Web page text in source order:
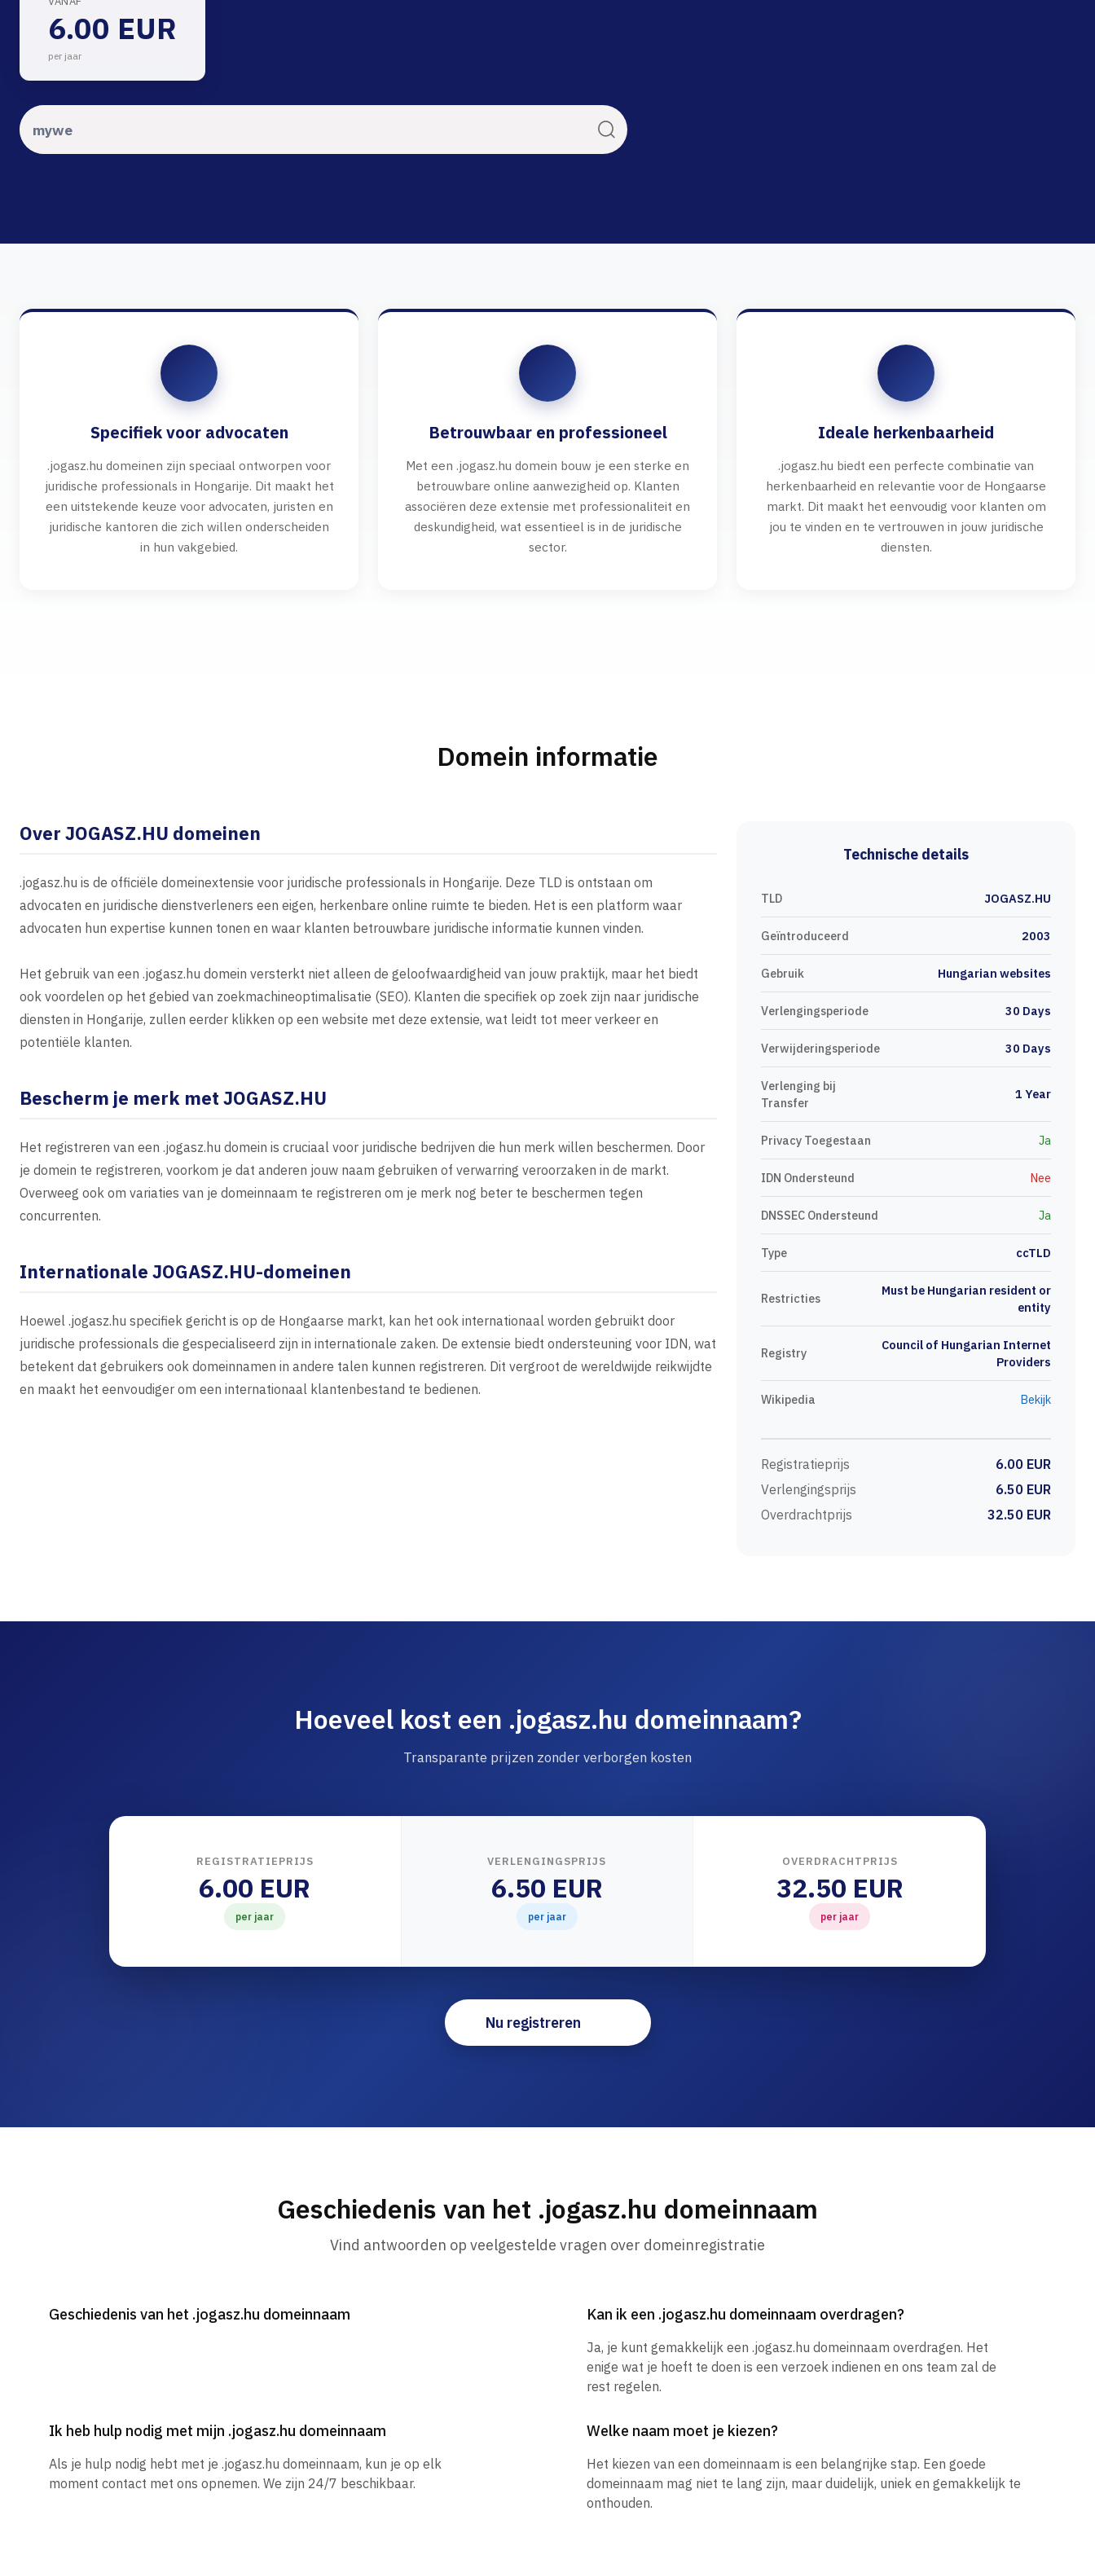
6.00 EUR
per jaar
Specifiek voor advocaten
.jogasz.hu domeinen zijn speciaal ontworpen voor
juridische professionals in Hongarije. Dit maakt het
een uitstekende keuze voor advocaten, juristen en
juridische kantoren die zich willen onderscheiden
in hun vakgebied.
Betrouwbaar en professioneel
Met een .jogasz.hu domein bouw je een sterke en
betrouwbare online aanwezigheid op. Klanten
associëren deze extensie met professionaliteit en
deskundigheid, wat essentieel is in de juridische
sector.
Ideale herkenbaarheid
.jogasz.hu biedt een perfecte combinatie van
herkenbaarheid en relevantie voor de Hongaarse
markt. Dit maakt het eenvoudig voor klanten om
jou te vinden en te vertrouwen in jouw juridische
diensten.
Domein informatie
Over JOGASZ.HU domeinen
.jogasz.hu is de officiële domeinextensie voor juridische professionals in Hongarije. Deze TLD is ontstaan om
advocaten en juridische dienstverleners een eigen, herkenbare online ruimte te bieden. Het is een platform waar
advocaten hun expertise kunnen tonen en waar klanten betrouwbare juridische informatie kunnen vinden.
Het gebruik van een .jogasz.hu domein versterkt niet alleen de geloofwaardigheid van jouw praktijk, maar het biedt
ook voordelen op het gebied van zoekmachineoptimalisatie (SEO). Klanten die specifiek op zoek zijn naar juridische
diensten in Hongarije, zullen eerder klikken op een website met deze extensie, wat leidt tot meer verkeer en
potentiële klanten.
Bescherm je merk met JOGASZ.HU
Het registreren van een .jogasz.hu domein is cruciaal voor juridische bedrijven die hun merk willen beschermen. Door
je domein te registreren, voorkom je dat anderen jouw naam gebruiken of verwarring veroorzaken in de markt.
Overweeg ook om variaties van je domeinnaam te registreren om je merk nog beter te beschermen tegen
concurrenten.
Internationale JOGASZ.HU-domeinen
Hoewel .jogasz.hu specifiek gericht is op de Hongaarse markt, kan het ook internationaal worden gebruikt door
juridische professionals die gespecialiseerd zijn in internationale zaken. De extensie biedt ondersteuning voor IDN, wat
betekent dat gebruikers ook domeinnamen in andere talen kunnen registreren. Dit vergroot de wereldwijde reikwijdte
en maakt het eenvoudiger om een internationaal klantenbestand te bedienen.
Technische details
TLD JOGASZ.HU
Geïntroduceerd 2003
Gebruik Hungarian websites
Verlengingsperiode 30 Days
Verwijderingsperiode 30 Days
Verlenging bij
Transfer
1 Year
Privacy Toegestaan Ja
IDN Ondersteund Nee
DNSSEC Ondersteund Ja
Type ccTLD
Restricties
Must be Hungarian resident or
entity
Registry
Council of Hungarian Internet
Providers
Wikipedia Bekijk
Registratieprijs
6.00 EUR
Verlengingsprijs
6.50 EUR
Overdrachtprijs
32.50 EUR
Hoeveel kost een .jogasz.hu domeinnaam?
Transparante prijzen zonder verborgen kosten
REGISTRATIEPRIJS
6.00 EUR
per jaar
VERLENGINGSPRIJS
6.50 EUR
per jaar
OVERDRACHTPRIJS
32.50 EUR
per jaar
Nu registreren
Geschiedenis van het .jogasz.hu domeinnaam
Vind antwoorden op veelgestelde vragen over domeinregistratie
Geschiedenis van het .jogasz.hu domeinnaam Kan ik een .jogasz.hu domeinnaam overdragen?
Ja, je kunt gemakkelijk een .jogasz.hu domeinnaam overdragen. Het
enige wat je hoeft te doen is een verzoek indienen en ons team zal de
rest regelen.
Ik heb hulp nodig met mijn .jogasz.hu domeinnaam
Als je hulp nodig hebt met je .jogasz.hu domeinnaam, kun je op elk
moment contact met ons opnemen. We zijn 24/7 beschikbaar.
Welke naam moet je kiezen?
Het kiezen van een domeinnaam is een belangrijke stap. Een goede
domeinnaam mag niet te lang zijn, maar duidelijk, uniek en gemakkelijk te
onthouden.